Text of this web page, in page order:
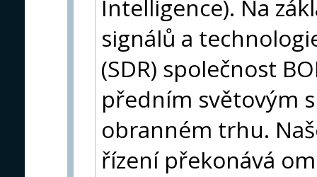
Intelligence). Na
signálů a
(SDR) společnost
předním světovým
obranném trhu.
řízení překonává